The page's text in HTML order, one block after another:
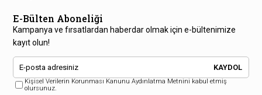
E-Bülten Aboneliği
Kampanya ve fırsatlardan haberdar olmak için e-bültenimize
kayıt olun!
KAYDOL
Kişisel Verilerin Korunması Kanunu Aydınlatma Metnini kabul etmiş
olursunuz.